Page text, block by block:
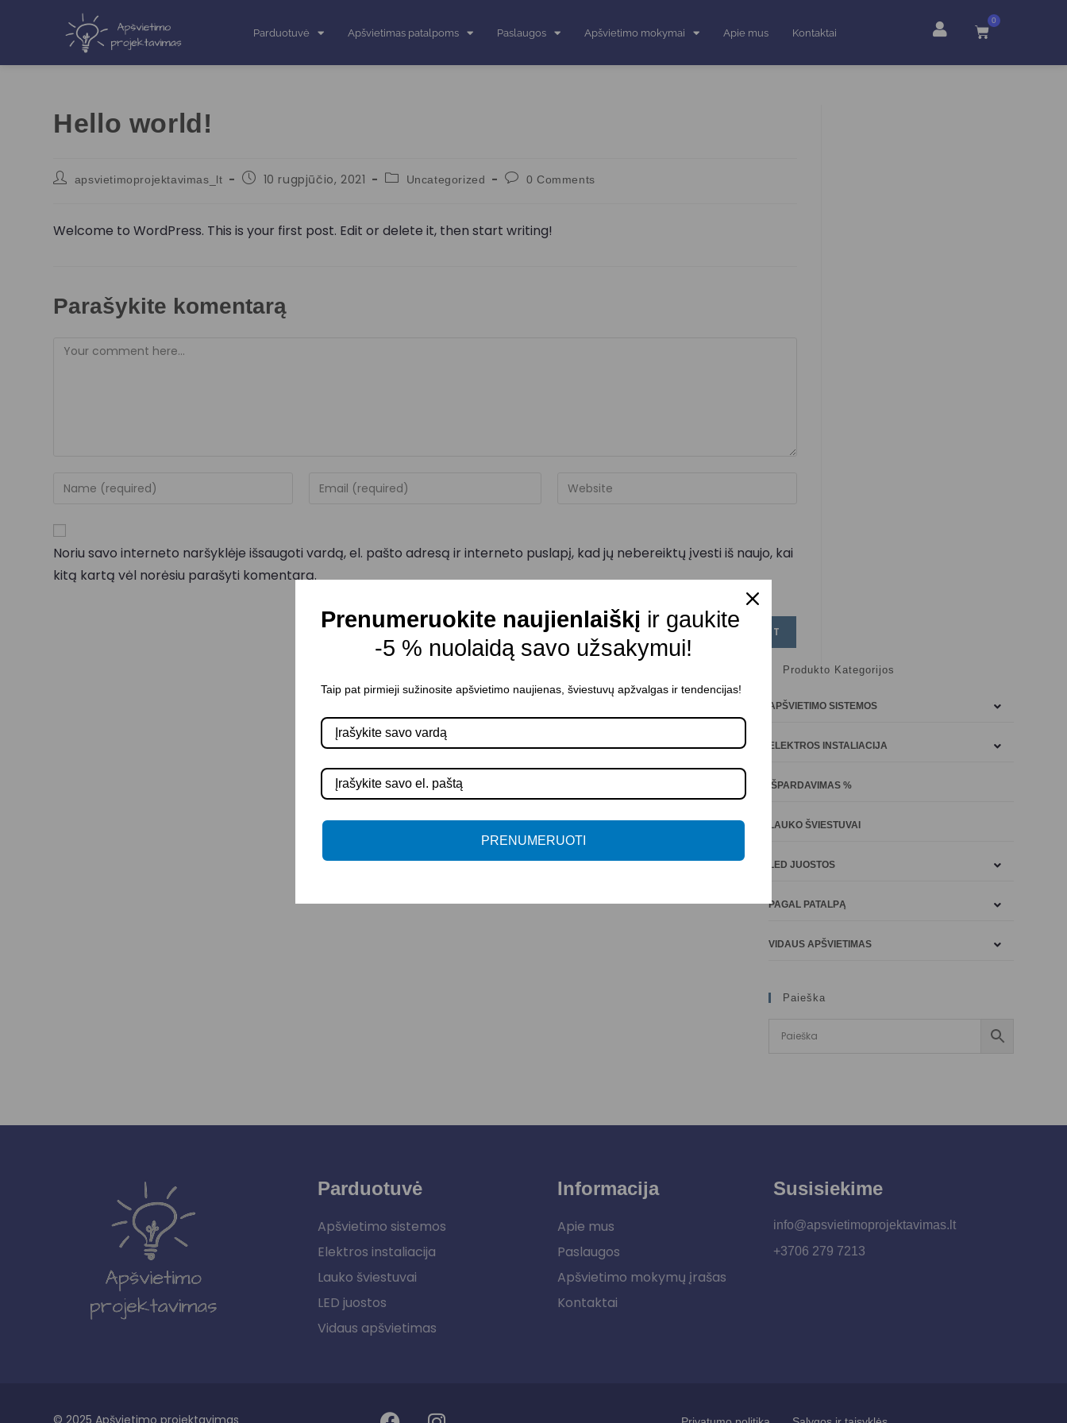
Parduotuvė Apšvietimas patalpoms Paslaugos Apšvietimo mokymai Apie mus Kontaktai
0
Hello world!
apsvietimoprojektavimas_lt 10 rugpjūčio, 2021 Uncategorized 0 Comments
Welcome to WordPress. This is your first post. Edit or delete it, then start writing!
Parašykite komentarą
Noriu savo interneto naršyklėje išsaugoti vardą, el. pašto adresą ir interneto puslapį, kad jų nebereiktų įvesti iš naujo, kai
kitą kartą vėl norėsiu parašyti komentarą.
Produkto Kategorijos
APŠVIETIMO SISTEMOS
ELEKTROS INSTALIACIJA
IŠPARDAVIMAS %
LAUKO ŠVIESTUVAI
LED JUOSTOS
PAGAL PATALPĄ
VIDAUS APŠVIETIMAS
Paieška
Parduotuvė
Apšvietimo sistemos
Elektros instaliacija
Lauko šviestuvai
LED juostos
Vidaus apšvietimas
Informacija
Apie mus
Paslaugos
Apšvietimo mokymų įrašas
Kontaktai
Susisiekime
info@apsvietimoprojektavimas.lt
+3706 279 7213
© 2025 Apšvietimo projektavimas
Prenumeruokite naujienlaiškį ir gaukite
-5 % nuolaidą savo užsakymui!
Taip pat pirmieji sužinosite apšvietimo naujienas, šviestuvų apžvalgas ir tendencijas!
PRENUMERUOTI